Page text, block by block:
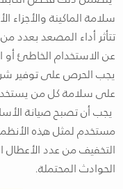
سلامة الماكينة
تتأثر أداء المصعد بعدد
عن الاستخدام الخاطئ
يجب الحرص على توفير
على سلامة كل من
يجب أن تصبح صيانة
مستخدم لمثل هذه
التخفيف من عدد الأعطال
الحوادث المحتملة.